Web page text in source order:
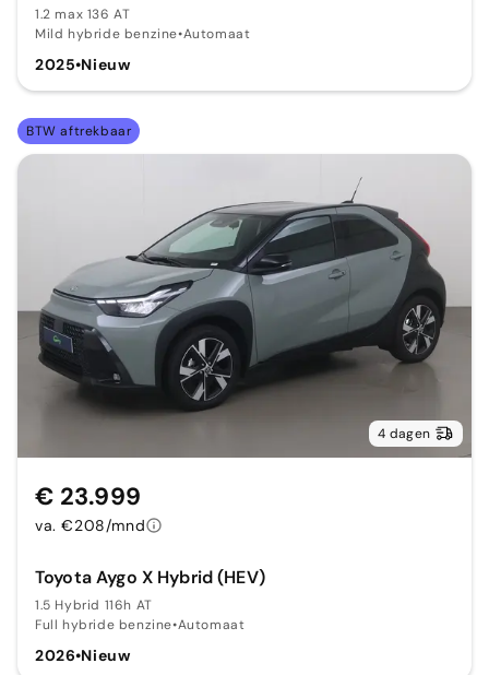
1.2 max 136 AT
Mild hybride benzine•Automaat
2025•Nieuw
BTW aftrekbaar
4 dagen
Toyota Aygo X Hybrid (HEV)
1.5 Hybrid 116h AT
Full hybride benzine•Automaat
2026•Nieuw
€ 23.999
va. €208/mnd